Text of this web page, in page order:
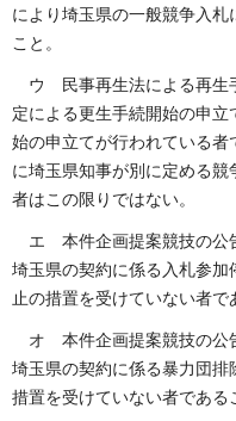
により埼玉県の一般競争入
こと。
ウ 民事再生法による再生
定による更生手続開始の申
始の申立てが行われている
に埼玉県知事が別に定める
者はこの限りではない。
エ 本件企画提案競技の公
埼玉県の契約に係る入札参
止の措置を受けていない者で
オ 本件企画提案競技の公
埼玉県の契約に係る暴力団
措置を受けていない者である